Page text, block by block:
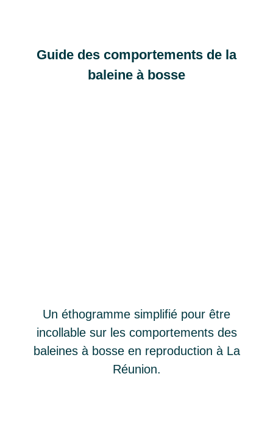
Guide des comportements de la
baleine à bosse
Un éthogramme simplifié pour être
incollable sur les comportements des
baleines à bosse en reproduction à La
Réunion.